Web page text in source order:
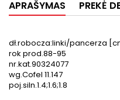
APRAŠYMAS PREKĖ
dł.robocza:linki/pancerza
rok prod.88-95
nr.kat.90324077
wg.Cofel 11.147
poj.siln.1.4;1.6;1.8